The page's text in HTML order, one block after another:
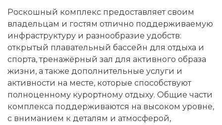
Роскошный комплекс предоставляет своим
владельцам и гостям отлично поддерживаемую
инфраструктуру и разнообразие удобств:
открытый плавательный бассейн для отдыха и
спорта, тренажёрный зал для активного образа
жизни, а также дополнительные услуги и
активности на месте, которые способствуют
полноценному курортному отдыху. Общие части
комплекса поддерживаются на высоком уровне,
с вниманием к деталям и атмосферой,